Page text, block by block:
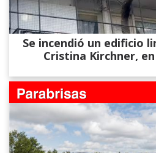
Se incendió un edificio
Cristina Kirchner, en